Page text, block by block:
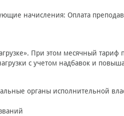
начисления: Оплата
При этом месячный тариф
с учетом надбавок и
органы исполнительной